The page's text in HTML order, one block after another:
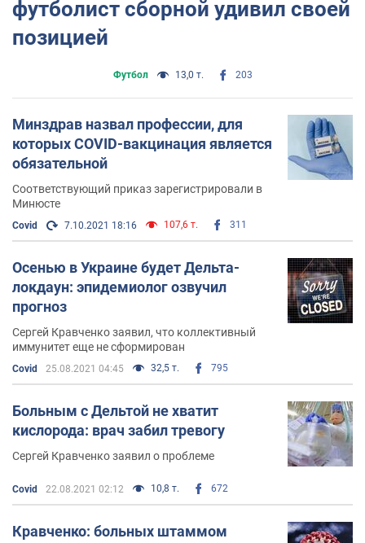
футболист сборной удивил своей
позицией
Футбол 13,0 т. 203
Минздрав назвал профессии, для
которых COVID-вакцинация является
обязательной
Соответствующий приказ зарегистрировали в
Минюсте
Covid 7.10.2021 18:16 107,6 т. 311
Осенью в Украине будет Дельта-
локдаун: эпидемиолог озвучил
прогноз
Сергей Кравченко заявил, что коллективный
иммунитет еще не сформирован
Covid 25.08.2021 04:45 32,5 т. 795
Больным с Дельтой не хватит
кислорода: врач забил тревогу
Сергей Кравченко заявил о проблеме
Covid 22.08.2021 02:12 10,8 т. 672
Кравченко: больных штаммом